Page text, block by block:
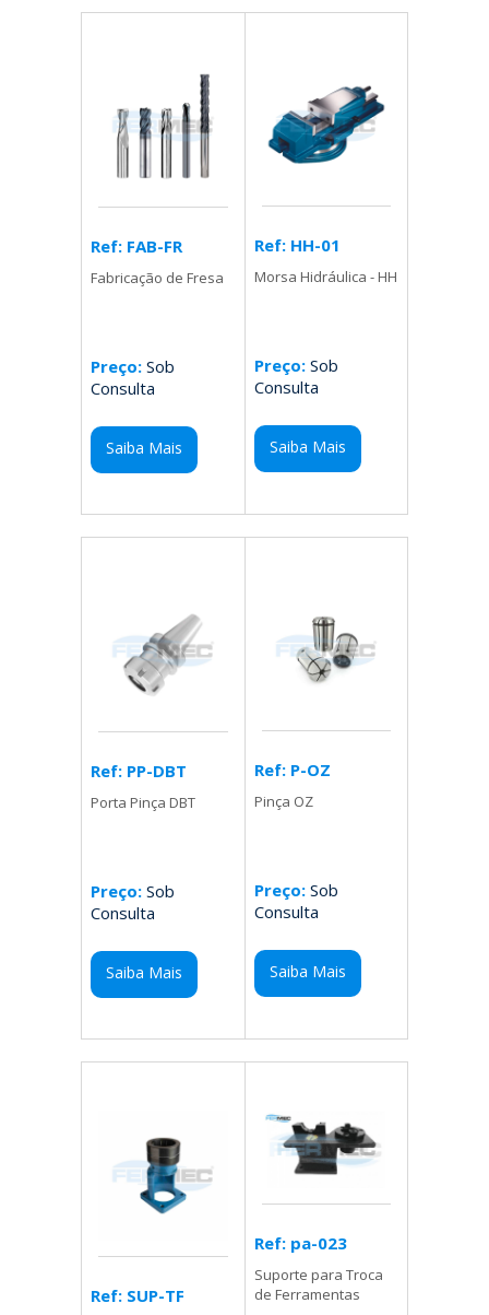
Ref: FAB-FR
Fabricação de Fresa
Preço: Sob
Consulta
Saiba Mais
Ref: HH-01
Morsa Hidráulica - HH
Preço:Sob
Consulta
Saiba Mais
Ref: PP-DBT
Porta Pinça DBT
Preço: Sob
Consulta
Saiba Mais
Ref: P-OZ
Pinça OZ
Preço:Sob
Consulta
Saiba Mais
Ref: SUP-TF
Ref: pa-023
Suporte para Troca
de Ferramentas